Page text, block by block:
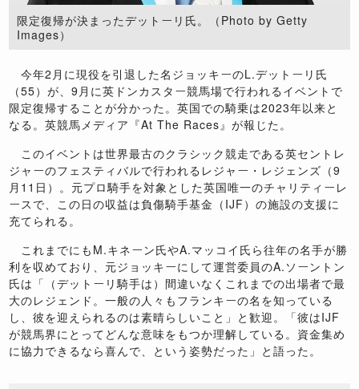
限定復帰が決まったデットーリ氏。（Photo by Getty
Images）
今年2月に現役を引退した名ジョッキーのL.デットーリ氏
（55）が、9月に英ドンカスター競馬場で行われるイベントで
限定復帰することが分かった。英国での騎乗は2023年以来と
なる。英競馬メディア『At The Races』が報じた。
このイベントは世界最古のクラシック競走である英セントレ
ジャーのフェスティバルで行われるレジャー・レジェンズ（9
月11日）。元プロ騎手を対象とした英国唯一のチャリティーレ
ースで、この日の収益は負傷騎手基金（IJF）の施設の支援に
充てられる。
これまでにもM.キネーン氏やA.マッコイ氏ら往年の名手が勝
利を収めており、元ジョッキーにして運営委員のA.ソーントン
氏は「（デットーリ騎手は）間違いなくこれまでの出場者で最
大のレジェンド。一般の人々もフランキーの名を知っている
し、彼を迎えられるのは素晴らしいこと」と歓迎。「彼はIJF
が競馬界にとってどんな意味をもつか理解している。資金集め
に協力できるなら喜んで、という姿勢だった」と語った。